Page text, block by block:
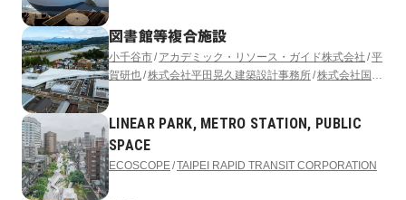
図書館等複合施設
小千谷市 アカデミック・リソース・ガイド株式会社 平
賀研也 株式会社平田晃久建築設計事務所 株式会社国際
LINEAR PARK, METRO STATION, PUBLIC
SPACE
ECOSCOPE TAIPEI RAPID TRANSIT CORPORATION